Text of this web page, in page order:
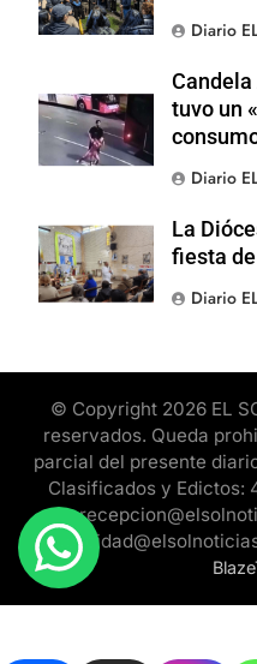
Diario
tuvo un
Diario
La
fiesta
Diario
© Copyright 2026 EL
reservados. Queda
parcial del presente
Clasificados y Edictos: